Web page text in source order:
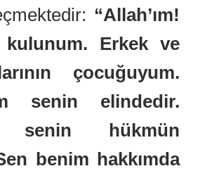
“Allah’ım!
Erkek ve
çocuğuyum.
senin elindedir.
senin hükmün
benim hakkımda